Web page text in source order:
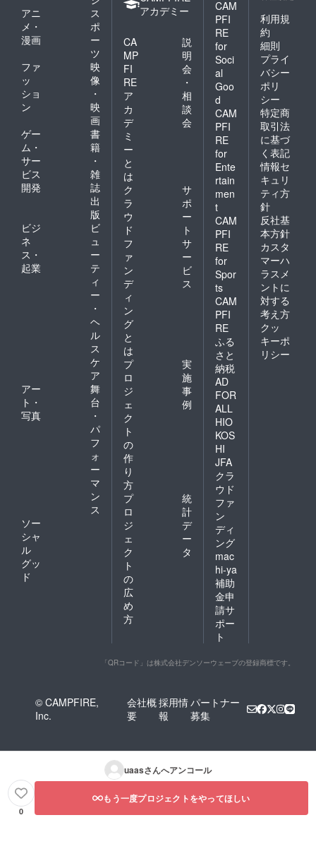
アニ
メ・
漫画
ス
ポ
ー
ツ
ファ
ッ
ショ
ン
映
像
・
映
画
ゲー
ム・
サー
ビス
開発
書
籍
・
雑
誌
出
版
ビジ
ネ
ス・
起業
ビ
ュ
ー
テ
ィ
ー
・
ヘ
ル
ス
ケ
ア
アー
ト・
写真
舞
台
・
パ
フ
ォ
ー
マ
ン
ス
ソー
シャ
ル
グッ
ド
アカデミー
CA
MP
FI
RE
ア
カ
デ
ミ
ー
と
は
説
明
会
・
相
談
会
ク
ラ
ウ
ド
フ
ァ
ン
デ
ィ
ン
グ
と
は
サ
ポ
ー
ト
サ
ー
ビ
ス
プ
ロ
ジ
ェ
ク
ト
の
作
り
方
実
施
事
例
プ
ロ
ジ
ェ
ク
ト
の
広
め
方
統
計
デ
ー
タ
CAM
PFI
RE
for
Soci
al
Goo
d
CAM
PFI
RE
for
Ente
rtain
men
t
CAM
PFI
RE
for
Spor
ts
CAM
PFI
RE
ふる
さと
納税
AD
FOR
ALL
HIO
KOS
HI
JFA
クラ
ウド
ファ
ン
ディ
ング
mac
hi-ya
補助
金申
請サ
ポー
ト
利用規
約
細則
プライ
バシー
ポリ
シー
特定商
取引法
に基づ
く表記
情報セ
キュリ
ティ方
針
反社基
本方針
カスタ
マーハ
ラスメ
ントに
対する
考え方
クッ
キーポ
リシー
「QRコード」は株式会社デンソーウェーブの登録商標です。
© CAMPFIRE,
Inc.
会社概
要
採用情
報
パートナー
募集
uaasさんへアンコール
0
もう一度プロジェクトをやってほしい